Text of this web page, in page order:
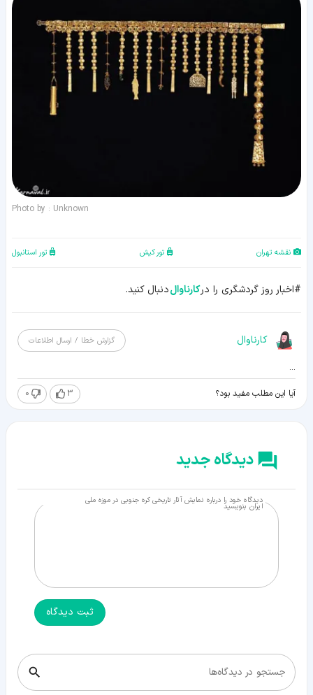
Photo by : Unknown
نقشه تهران تور کیش تور استانبول
#اخبار روز گردشگری را درکارناوالدنبال کنید.
کارناوال گزارش خطا / ارسال اطلاعات
...
آیا این مطلب مفید بود؟ 3
0
دیدگاه جدید
دیدگاه خود را درباره نمایش آثار تاریخی کره جنوبی در موزه ملی
ایران بنویسید
ثبت دیدگاه
جستجو در دیدگاه‌ها